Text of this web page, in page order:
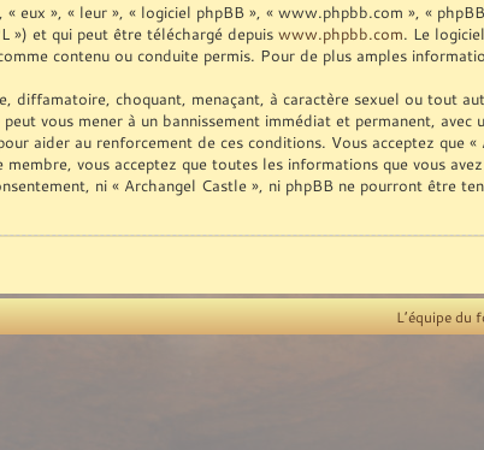
eux », « leur », « logiciel phpBB », « www.phpbb.com », «
») et qui peut être téléchargé depuis www.phpbb.com. Le
contenu ou conduite permis. Pour de plus amples
diffamatoire, choquant, menaçant, à caractère sexuel ou tout
vous mener à un bannissement immédiat et permanent,
aider au renforcement de ces conditions. Vous acceptez que
vous acceptez que toutes les informations que vous
ni « Archangel Castle », ni phpBB ne pourront être
L’équipe du